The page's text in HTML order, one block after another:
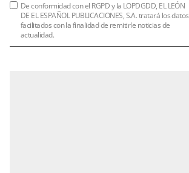
De conformidad con el RGPD y la LOPDGDD, EL LEÓN
DE EL ESPAÑOL PUBLICACIONES, S.A. tratará los datos
facilitados con la finalidad de remitirle noticias de
actualidad.